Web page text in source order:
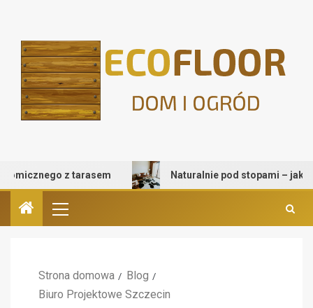
z tarasem Naturalnie pod stopami – jak
Strona domowa
Blog
Biuro Projektowe Szczecin